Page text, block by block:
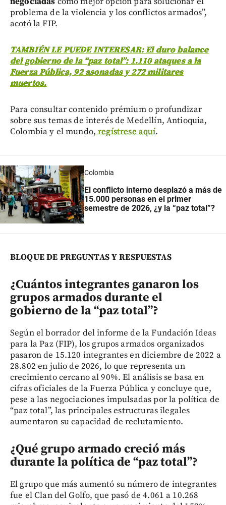
problema de la violencia y los conflictos armados”,
acotó la FIP.
TAMBIÉN LE PUEDE INTERESAR: El duro balance
del gobierno de la “paz total”: 1.110 ataques a la
Fuerza Pública, 92 asonadas y 272 militares
muertos.
Para consultar contenido prémium o profundizar
sobre sus temas de interés de Medellín, Antioquia,
Colombia y el mundo, regístrese aquí.
Colombia
El conflicto interno desplazó a más de
15.000 personas en el primer
semestre de 2026, ¿y la “paz total”?
BLOQUE DE PREGUNTAS Y RESPUESTAS
¿Cuántos integrantes ganaron los
grupos armados durante el
gobierno de la “paz total”?
Según el borrador del informe de la Fundación Ideas
para la Paz (FIP), los grupos armados organizados
pasaron de 15.120 integrantes en diciembre de 2022 a
28.802 en julio de 2026, lo que representa un
crecimiento cercano al 90%. El análisis se basa en
cifras oficiales de la Fuerza Pública y concluye que,
pese a las negociaciones impulsadas por la política de
“paz total”, las principales estructuras ilegales
aumentaron su capacidad de reclutamiento.
¿Qué grupo armado creció más
durante la política de “paz total”?
El grupo que más aumentó su número de integrantes
fue el Clan del Golfo, que pasó de 4.061 a 10.268